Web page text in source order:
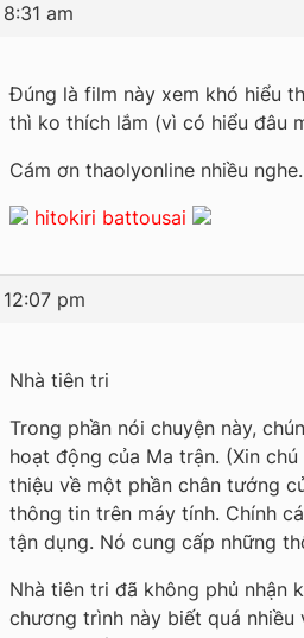
am
Đúng là film này xem khó hiểu
thì ko thích lắm (vì có hiểu đâu
Cám ơn thaolyonline nhiều nghe.
hitokiri battousai
pm
Nhà tiên tri
Trong phần nói chuyện này,
hoạt động của Ma trận. (Xin
thiệu về một phần chân tướng
thông tin trên máy tính. Chính
tận dụng. Nó cung cấp những
Nhà tiên tri đã không phủ nhận
chương trình này biết quá